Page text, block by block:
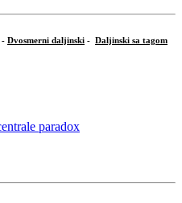
- Dvosmerni daljinski - Daljinski sa tagom